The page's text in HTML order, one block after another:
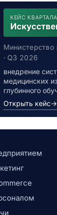
КЕЙС КВАРТАЛА
Министерство
· Q3 2026
внедрение
медицинских
глубинного
Открыть кейс→